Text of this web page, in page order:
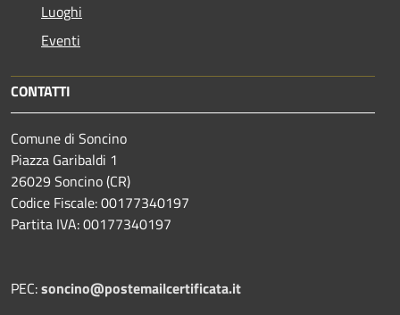
Luoghi
Eventi
CONTATTI
Comune di Soncino
Piazza Garibaldi 1
26029 Soncino (CR)
Codice Fiscale: 00177340197
Partita IVA: 00177340197
PEC:soncino@postemailcertificata.it